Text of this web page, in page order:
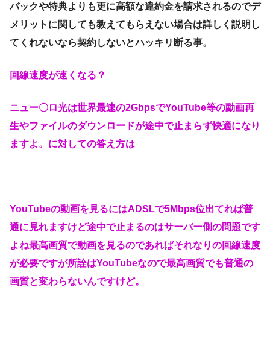
バックや特典よりも更に高額な違約金を請求されるのでデ
メリットに関しても教えてもらえない場合は詳しく説明し
てくれないなら契約しないとハッキリ断る事。
回線速度が速くなる？
ニュー〇ロ光は世界最速の2GbpsでYouTube等の動画再
生やファイルのダウンロードが途中で止まらず快適になり
ますよ。に対しての答え方は
YouTubeの動画を見るにはADSLで5Mbps位出てれば普
通に見れますけど途中で止まるのはサーバー側の問題です
よね最高画質で動画を見るのであればそれなりの回線速度
が必要ですが所詮はYouTubeなので最高画質でも普通の
画質と変わらないんですけど。